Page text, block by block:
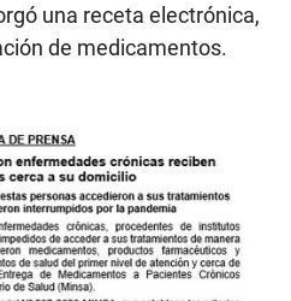
una receta electrónica,
de medicamentos.